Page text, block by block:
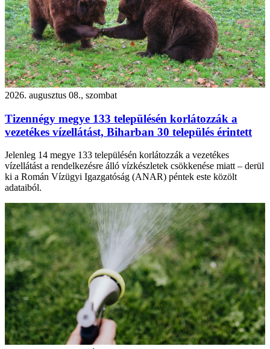
2026. augusztus 08., szombat
Tizennégy megye 133 településén korlátozzák a
vezetékes vízellátást, Biharban 30 település érintett
Jelenleg 14 megye 133 településén korlátozzák a vezetékes
vízellátást a rendelkezésre álló vízkészletek csökkenése miatt – derül
ki a Román Vízügyi Igazgatóság (ANAR) péntek este közölt
adataiból.